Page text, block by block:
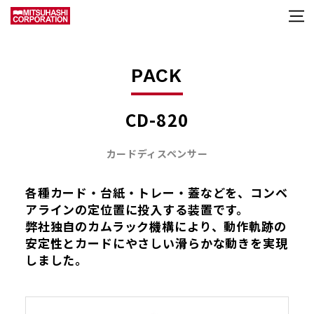
PACK
CD-820
カードディスペンサー
各種カード・台紙・トレー・蓋などを、コンベ
アラインの定位置に投入する装置です。
弊社独自のカムラック機構により、動作軌跡の
安定性とカードにやさしい滑らかな動きを実現
しました。